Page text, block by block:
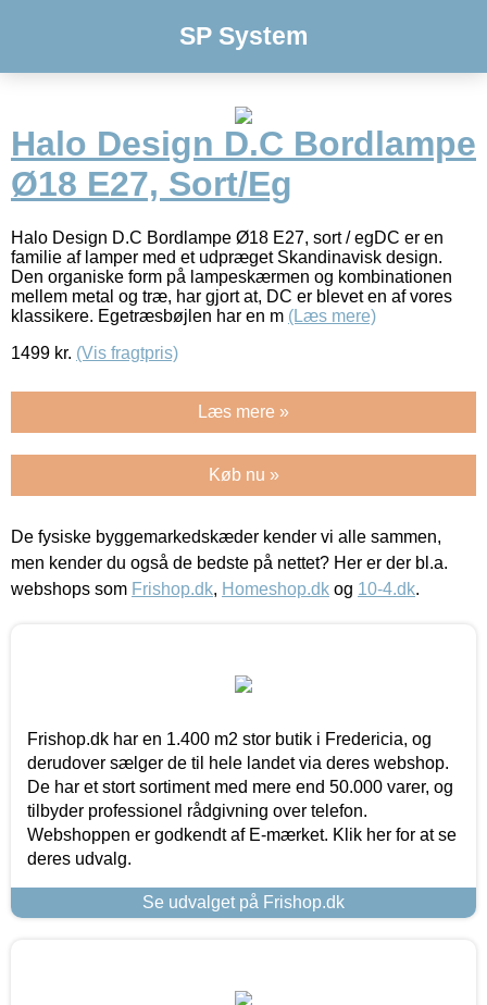
SP System
Halo Design D.C Bordlampe
Ø18 E27, Sort/Eg
Halo Design D.C Bordlampe Ø18 E27, sort / egDC er en
familie af lamper med et udpræget Skandinavisk design.
Den organiske form på lampeskærmen og kombinationen
mellem metal og træ, har gjort at, DC er blevet en af vores
klassikere. Egetræsbøjlen har en m (Læs mere)
1499 kr. (Vis fragtpris)
Læs mere »
Køb nu »
De fysiske byggemarkedskæder kender vi alle sammen,
men kender du også de bedste på nettet? Her er der bl.a.
webshops som Frishop.dk, Homeshop.dk og 10-4.dk.
Frishop.dk har en 1.400 m2 stor butik i Fredericia, og
derudover sælger de til hele landet via deres webshop.
De har et stort sortiment med mere end 50.000 varer, og
tilbyder professionel rådgivning over telefon.
Webshoppen er godkendt af E-mærket. Klik her for at se
deres udvalg.
Se udvalget på Frishop.dk